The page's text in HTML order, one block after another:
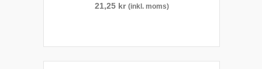
21,25 kr (inkl. moms)